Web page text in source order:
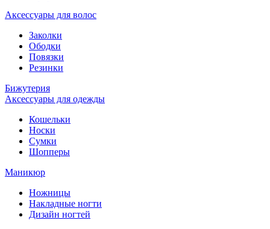
Аксессуары для волос
Заколки
Ободки
Повязки
Резинки
Бижутерия
Аксессуары для одежды
Кошельки
Носки
Сумки
Шопперы
Маникюр
Ножницы
Накладные ногти
Дизайн ногтей